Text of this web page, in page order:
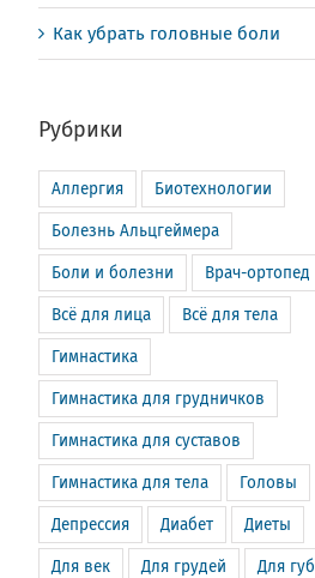
Как убрать головные боли
Рубрики
Аллергия Биотехнологии
Болезнь Альцгеймера
Боли и болезни Врач-ортопед
Всё для лица Всё для тела
Гимнастика
Гимнастика для грудничков
Гимнастика для суставов
Гимнастика для тела Головы
Депрессия Диабет Диеты
Для век Для грудей Для губ